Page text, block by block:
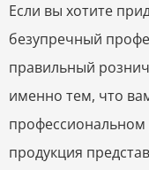
Если вы хотите
безупречный
правильный
именно тем, что
продукция